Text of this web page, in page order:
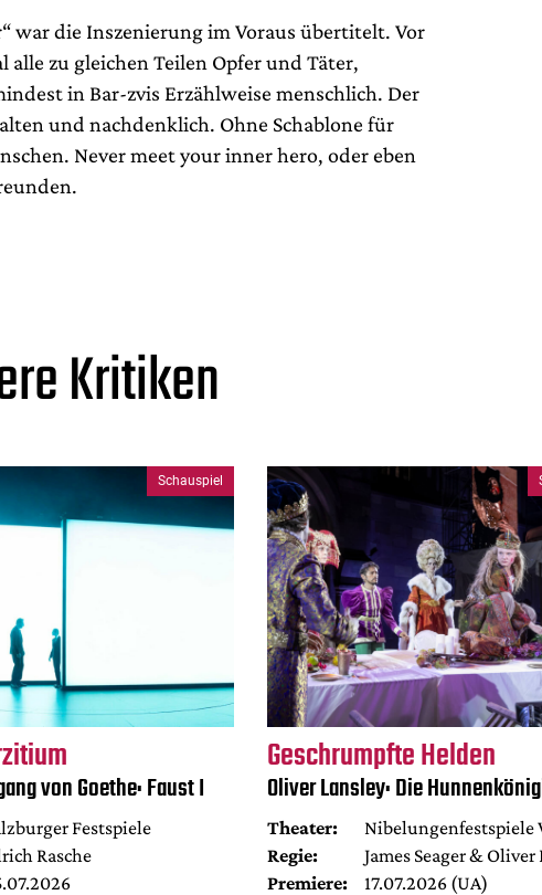
war die Inszenierung im Voraus übertitelt. Vor
zu gleichen Teilen Opfer und Täter,
in Bar-zvis Erzählweise menschlich. Der
und nachdenklich. Ohne Schablone für
Never meet your inner hero, oder eben
Kritiken
Schauspiel
von Goethe: Faust I
Festspiele
Rasche
Geschrumpfte Helden
Oliver Lansley: Die
Theater:
Nibelungenfestspiele
Regie:
James Seager & Oliver
Premiere:
17.07.2026 (UA)